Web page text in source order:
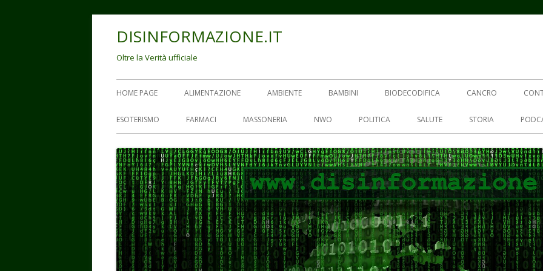
DISINFORMAZIONE.IT
Oltre la Verità ufficiale
Menu
principale
HOME PAGE ALIMENTAZIONE AMBIENTE BAMBINI BIODECODIFICA CANCRO
ESOTERISMO FARMACI MASSONERIA NWO POLITICA SALUTE STORIA